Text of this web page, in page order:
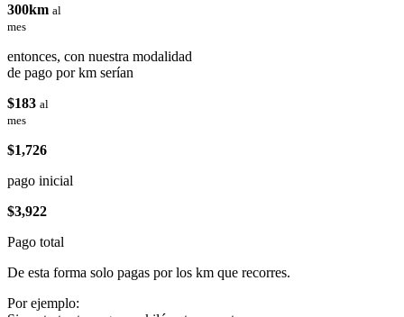
300km al
mes
entonces, con nuestra modalidad
de pago por km serían
$183 al
mes
$1,726
pago inicial
$3,922
Pago total
De esta forma solo pagas por los km que recorres.
Por ejemplo: